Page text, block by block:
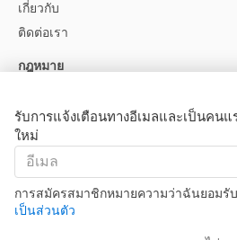
รับการแจ้งเตือนทางอีเมลและเป็นคน
ใหม่
การสมัครสมาชิกหมายความว่าฉันยอมรั
เป็นส่วนตัว
เกี่ยวกับ
ติดต่อเรา
กฎหมาย
นโยบายความเป็นส่วนตัว
นโยบายคุกกี้
ช่วยเหลือ
คำถามที่พบบ่อย
พาร์ทเนอร์ของเรา